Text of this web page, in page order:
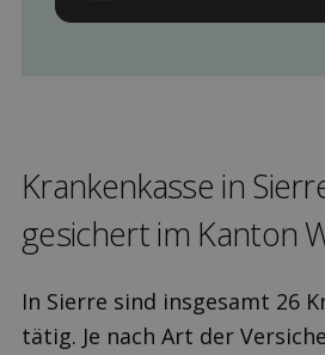
Kranken­kasse in
gesichert im Kanton
In Sierre sind insgesamt 26
tätig. Je nach Art der